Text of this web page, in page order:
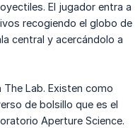
El jugador entra a
recogiendo el globo de
central y acercándolo a
Lab. Existen como
de bolsillo que es el
Aperture Science.